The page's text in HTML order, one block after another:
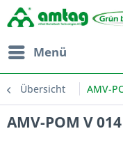
Menü
Übersicht AMV-
AMV-POM V